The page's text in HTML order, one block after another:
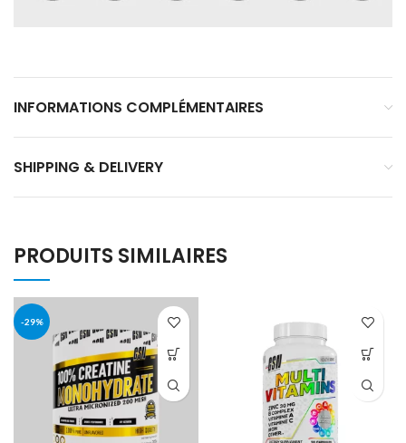
INFORMATIONS COMPLÉMENTAIRES
SHIPPING & DELIVERY
PRODUITS SIMILAIRES
-29%